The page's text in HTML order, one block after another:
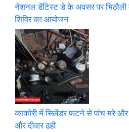
नेशनल डेंटिस्ट डे के अवसर पर भिठौली
शिविर का आयोजन
काकोरी में सिलेंडर फटने से पांच मरे
और दीवार ढही